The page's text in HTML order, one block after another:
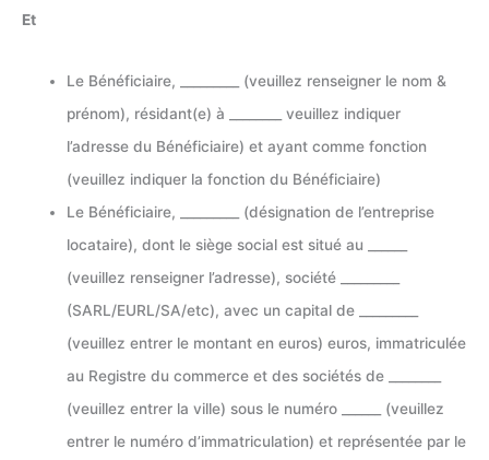
Et
Le Bénéficiaire, _________ (veuillez renseigner le nom &
prénom), résidant(e) à ________ veuillez indiquer
l’adresse du Bénéficiaire) et ayant comme fonction
(veuillez indiquer la fonction du Bénéficiaire)
Le Bénéficiaire, _________ (désignation de l’entreprise
locataire), dont le siège social est situé au ______
(veuillez renseigner l’adresse), société _________
(SARL/EURL/SA/etc), avec un capital de _________
(veuillez entrer le montant en euros) euros, immatriculée
au Registre du commerce et des sociétés de ________
(veuillez entrer la ville) sous le numéro ______ (veuillez
entrer le numéro d’immatriculation) et représentée par le